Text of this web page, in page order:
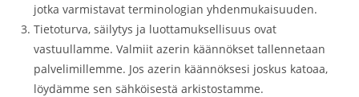
jotka varmistavat terminologian yhdenmukaisuuden.
Tietoturva, säilytys ja luottamuksellisuus ovat
vastuullamme. Valmiit azerin käännökset tallennetaan
palvelimillemme. Jos azerin käännöksesi joskus katoaa,
löydämme sen sähköisestä arkistostamme.